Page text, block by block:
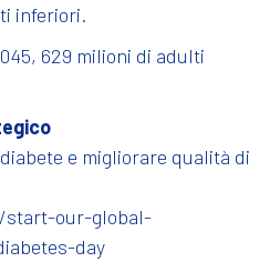
inferiori.
629 milioni di adulti
e migliorare qualità di
our-global-
day